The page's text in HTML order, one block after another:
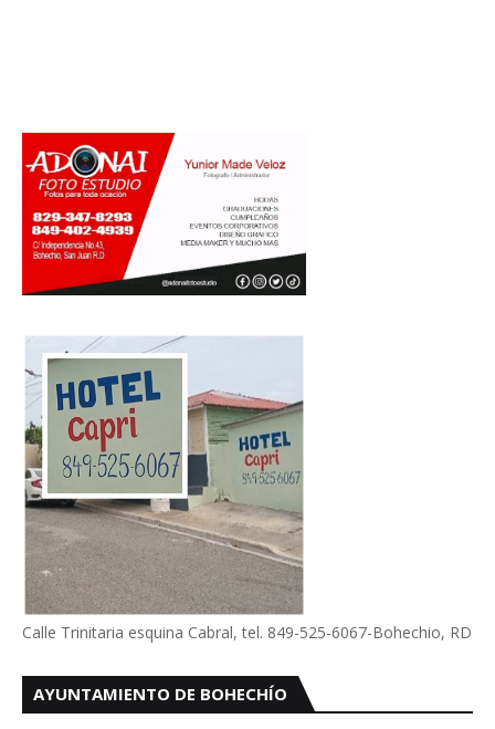
Calle Trinitaria esquina Cabral, tel. 849-525-6067-Bohechio, RD
AYUNTAMIENTO DE BOHECHÍO